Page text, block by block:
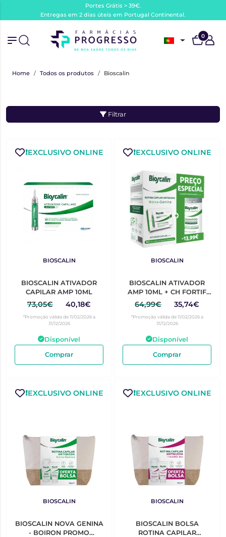
Portes Grátis > 39€.
Entregas em 2 dias úteis em Portugal Continental.
0
Home Todos os produtos Bioscalin
Filtrar
❗️EXCLUSIVO ONLINE
BIOSCALIN
BIOSCALIN ATIVADOR
CAPILAR AMP 10ML
73,05€ 40,18€
*Promoção válida de 11/02/2026 a
31/12/2026
Disponível
Comprar
❗️EXCLUSIVO ONLINE
BIOSCALIN
BIOSCALIN ATIVADOR
AMP 10ML + CH FORTIF
VOL NOVA GENINA
64,99€ 35,74€
*Promoção válida de 11/02/2026 a
31/12/2026
Disponível
Comprar
❗️EXCLUSIVO ONLINE
BIOSCALIN
BIOSCALIN NOVA GENINA
- BOIRON PROMO
❗️EXCLUSIVO ONLINE
BIOSCALIN
BIOSCALIN BOLSA
ROTINA CAPILAR